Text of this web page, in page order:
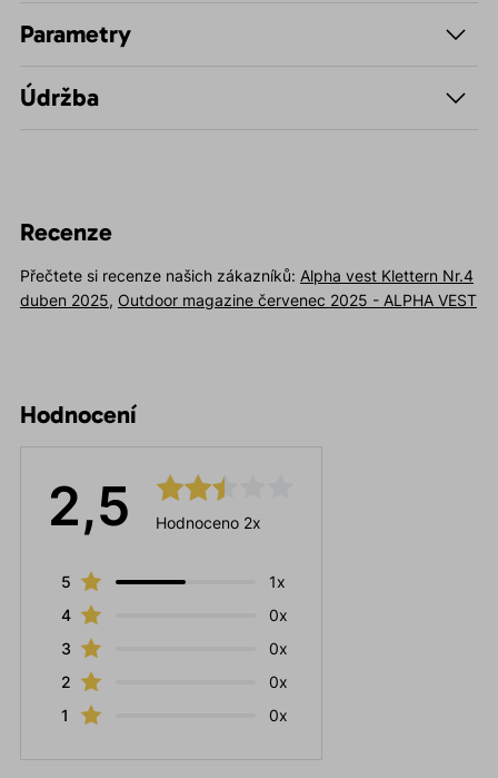
Parametry
Údržba
Recenze
Přečtete si recenze našich zákazníků: Alpha vest Klettern Nr.4
duben 2025, Outdoor magazine červenec 2025 - ALPHA VEST
Hodnocení
2,5 Hodnoceno 2x
5
1x
4
0x
3
0x
2
0x
1
0x